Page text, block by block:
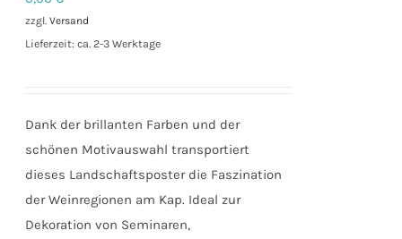
zzgl.Versand
Lieferzeit: ca. 2-3 Werktage
Dank der brillanten Farben und der
schönen Motivauswahl transportiert
dieses Landschaftsposter die Faszination
der Weinregionen am Kap. Ideal zur
Dekoration von Seminaren,